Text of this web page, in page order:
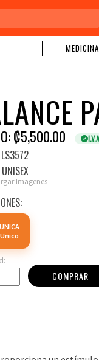
₡5,500.00
Imagenes
UNICA
COMPRAR